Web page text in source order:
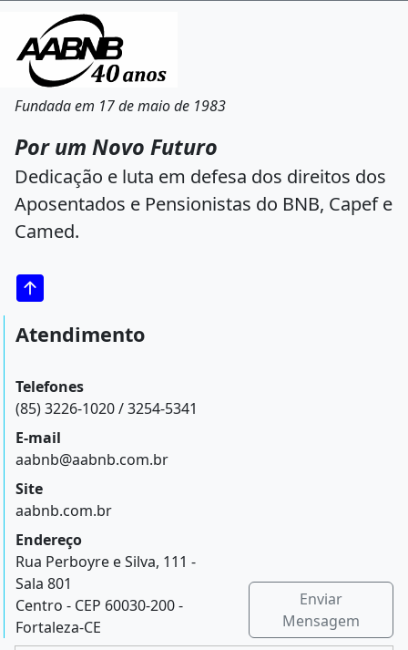
Fundada em 17 de maio de 1983
Por um Novo Futuro
Dedicação e luta em defesa dos direitos dos
Aposentados e Pensionistas do BNB, Capef e
Camed.
Atendimento
Telefones
(85) 3226-1020 / 3254-5341
E-mail
aabnb@aabnb.com.br
Site
aabnb.com.br
Endereço
Rua Perboyre e Silva, 111 -
Sala 801
Centro - CEP 60030-200 -
Fortaleza-CE
Enviar
Mensagem